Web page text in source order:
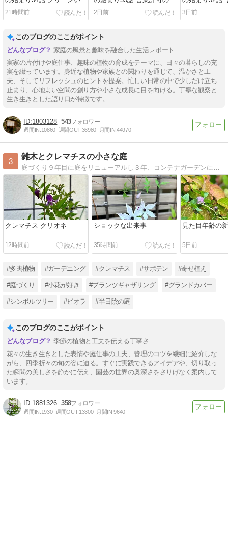
ぱいの店内にしたいから
21時間前
定に伴い天窓に網戸を張る
2日前
り直し
3日前
このブログのここがポイント
家庭の風景と趣味を融合した生活レポート
実家の片付けや庭仕事、趣味の植物の育成をテーマに、日々の暮らしの充
実を綴っています。身近な植物や家族との関わりを通じて、温かさと工
夫、そしてリフレッシュのヒントを提案。忙しい日常の中で少しだけ立ち
止まり、心地よい空間の創り方や小さな成長に目を向ける。丁寧な観察と
生き生きとした語り口が特徴です。
1803128 543
週間IN:10860 週間OUT:36980 月間IN:44970
3
雑木とクレマチスの小さな庭
庭づくり９年目に庭をリニューアルし３年、コンテナガーデンに移行中。シンボルツリー、グランドカバー、クレマチス、ビオラ、多肉などの成長記録や増やし方、手入れの仕方など画像多めで綴っています
クレマチス クリオネ
12時間前
ショックな出来事
35時間前
見た目年齢の
5日前
#多肉植物 #ガーデニング #クレマチス #サボテン #寄せ植え
#庭づくり #小花が好き #プランツギャザリング #グランドカバー
#シンボルツリー #ビオラ #半日陰の庭
このブログのここがポイント
季節の植物と工夫を伝える丁寧さ
花々の生き生きとした表情や庭仕事の工夫、管理のコツを繊細に紹介しな
がら、四季折々の旬の姿に迫る。すぐに実践できるアイデアや、切り取っ
た瞬間の美しさを静かに伝え、園芸の世界の奥深さをさりげなく案内して
います。
1881326 358
週間IN:1930 週間OUT:13300 月間IN:9640